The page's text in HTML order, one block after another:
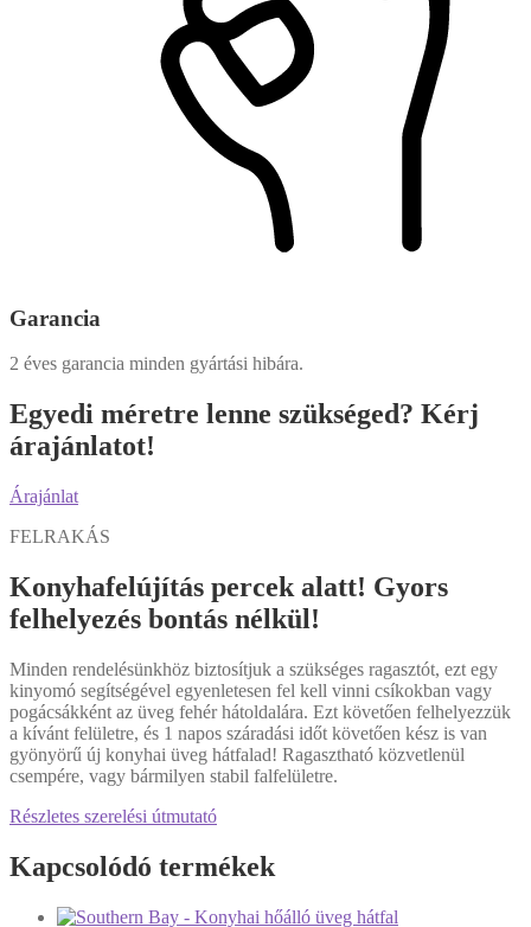
Garancia
2 éves garancia minden gyártási hibára.
Egyedi méretre lenne szükséged? Kérj
árajánlatot!
Árajánlat
FELRAKÁS
Konyhafelújítás percek alatt! Gyors
felhelyezés bontás nélkül!
Minden rendelésünkhöz biztosítjuk a szükséges ragasztót, ezt egy
kinyomó segítségével egyenletesen fel kell vinni csíkokban vagy
pogácsákként az üveg fehér hátoldalára. Ezt követően felhelyezzük
a kívánt felületre, és 1 napos száradási időt követően kész is van
gyönyörű új konyhai üveg hátfalad! Ragasztható közvetlenül
csempére, vagy bármilyen stabil falfelületre.
Részletes szerelési útmutató
Kapcsolódó termékek